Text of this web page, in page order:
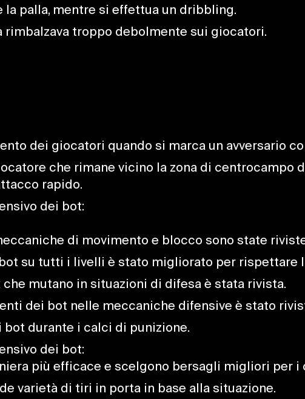
palla, mentre si effettua un dribbling.
troppo debolmente sui giocatori.
dei giocatori quando si marca un avversario
che rimane vicino la zona di centrocampo
rapido.
dei bot:
di movimento e blocco sono state
su tutti i livelli è stato migliorato per rispettare
mutano in situazioni di difesa è stata rivista.
dei bot nelle meccaniche difensive è stato
durante i calci di punizione.
dei bot:
più efficace e scelgono bersagli migliori per
varietà di tiri in porta in base alla situazione.